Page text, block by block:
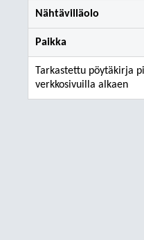
Nähtävilläolo
Paikka
Tarkastettu pöytäkirja
verkkosivuilla alkaen